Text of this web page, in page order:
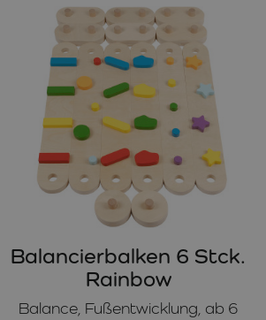
bieten Kindern die Möglichkeit,
Stärkung der Beinmuskulatur, was
Fähigkeiten zu verbessern. Ob es
Bewegung und lehren sie, sich auf
Fußmuskulatur zu stärken und die
wo Kinder stundenlangen
Balance, Fußentwicklung, ab 6
Balancierbalken 6 Stck.
Rainbow